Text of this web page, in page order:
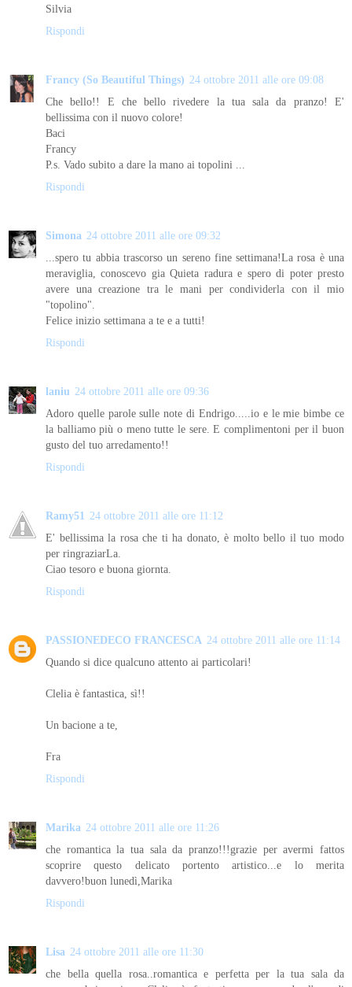
Silvia
Rispondi
Francy (So Beautiful Things) 24 ottobre 2011 alle ore 09:08
Che bello!! E che bello rivedere la tua sala da pranzo! E'
bellissima con il nuovo colore!
Baci
Francy
P.s. Vado subito a dare la mano ai topolini ...
Rispondi
Simona 24 ottobre 2011 alle ore 09:32
...spero tu abbia trascorso un sereno fine settimana!La rosa è una
meraviglia, conoscevo gia Quieta radura e spero di poter presto
avere una creazione tra le mani per condividerla con il mio
"topolino".
Felice inizio settimana a te e a tutti!
Rispondi
laniu 24 ottobre 2011 alle ore 09:36
Adoro quelle parole sulle note di Endrigo.....io e le mie bimbe ce
la balliamo più o meno tutte le sere. E complimentoni per il buon
gusto del tuo arredamento!!
Rispondi
Ramy51 24 ottobre 2011 alle ore 11:12
E' bellissima la rosa che ti ha donato, è molto bello il tuo modo
per ringraziarLa.
Ciao tesoro e buona giornta.
Rispondi
PASSIONEDECO FRANCESCA 24 ottobre 2011 alle ore 11:14
Quando si dice qualcuno attento ai particolari!
Clelia è fantastica, sì!!
Un bacione a te,
Fra
Rispondi
Marika 24 ottobre 2011 alle ore 11:26
che romantica la tua sala da pranzo!!!grazie per avermi fattos
scoprire questo delicato portento artistico...e lo merita
davvero!buon lunedì,Marika
Rispondi
Lisa 24 ottobre 2011 alle ore 11:30
che bella quella rosa..romantica e perfetta per la tua sala da